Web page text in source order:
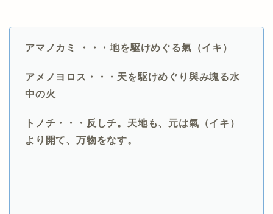
アマノカミ ・・・地を駆けめぐる氣（イキ）
アメノヨロス・・・天を駆けめぐり與み塊る水
中の火
トノチ・・・反しチ。天地も、元は氣（イキ）
より開て、万物をなす。